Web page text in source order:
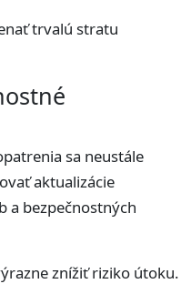
trvalú stratu
sa neustále
aktualizácie
a bezpečnostných
znížiť riziko útoku.